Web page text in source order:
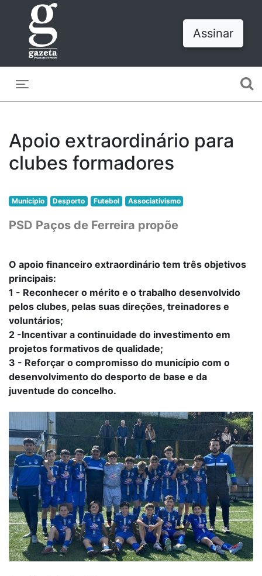
Assinar
Apoio extraordinário para
clubes formadores
Munícipio Desporto Futebol Associativismo
PSD Paços de Ferreira propõe
O apoio financeiro extraordinário tem três objetivos
principais:
1 - Reconhecer o mérito e o trabalho desenvolvido
pelos clubes, pelas suas direções, treinadores e
voluntários;
2 -Incentivar a continuidade do investimento em
projetos formativos de qualidade;
3 - Reforçar o compromisso do município com o
desenvolvimento do desporto de base e da
juventude do concelho.